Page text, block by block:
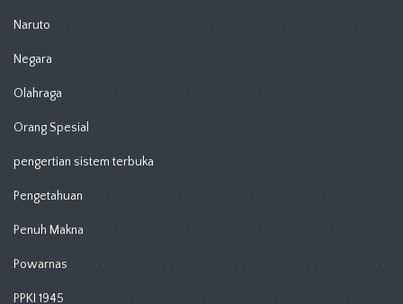
Naruto
Negara
Olahraga
Orang Spesial
pengertian sistem terbuka
Pengetahuan
Penuh Makna
Powarnas
PPKI 1945